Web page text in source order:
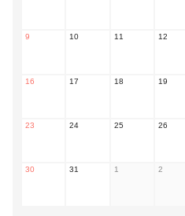
9 10 11 12
16 17 18 19
23 24 25 26
30 31 1 2